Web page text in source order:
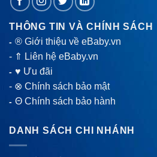
THÔNG TIN VÀ CHÍNH SÁCH
-® Giới thiệu về eBaby.vn
- ⇑ Liên hệ eBaby.vn
-♥ Ưu đãi
- ⊗ Chính sách bảo mật
-Θ Chính sách bảo hành
DANH SÁCH CHI NHÁNH